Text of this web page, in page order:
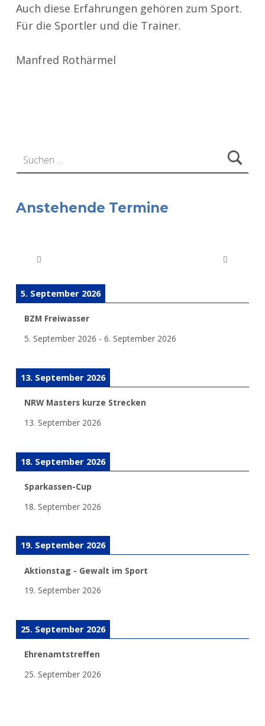
Auch diese Erfahrungen gehören zum Sport.
Für die Sportler und die Trainer.
Manfred Rothärmel
Anstehende Termine
5. September 2026
BZM Freiwasser
5. September 2026 - 6. September 2026
13. September 2026
NRW Masters kurze Strecken
13. September 2026
18. September 2026
Sparkassen-Cup
18. September 2026
19. September 2026
Aktionstag - Gewalt im Sport
19. September 2026
25. September 2026
Ehrenamtstreffen
25. September 2026